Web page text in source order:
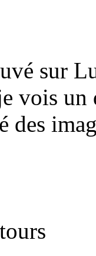
sur
vois un
des